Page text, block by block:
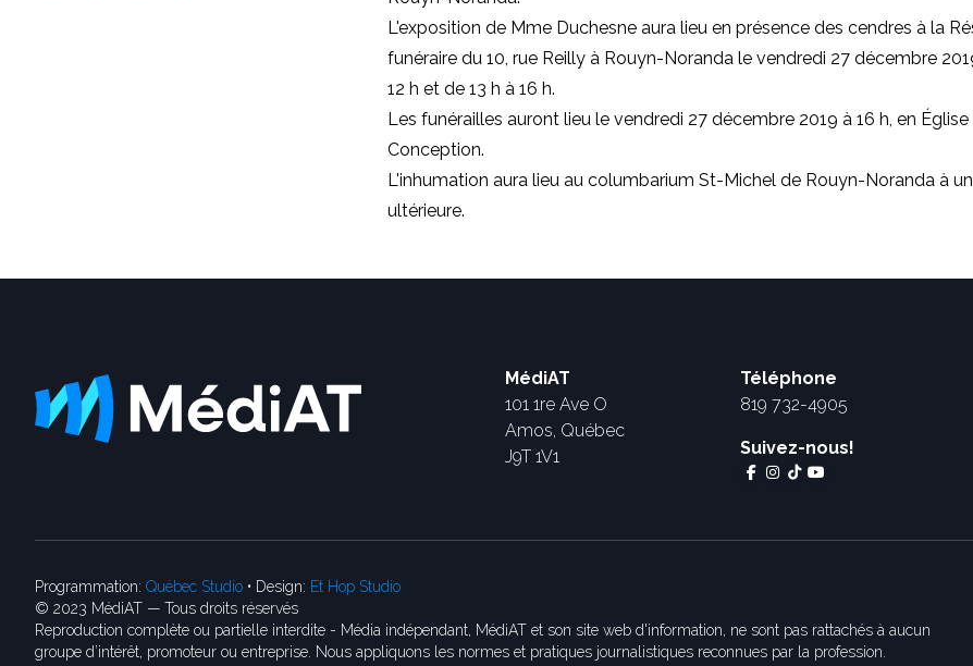
L'exposition de Mme Duchesne aura lieu en présence des cendres à la
funéraire du 10, rue Reilly à Rouyn-Noranda le vendredi 27 décembre
12 h et de 13 h à 16 h.
Les funérailles auront lieu le vendredi 27 décembre 2019 à 16 h, en
Conception.
L'inhumation aura lieu au columbarium St-Michel de Rouyn-Noranda à
ultérieure.
MédiAT
101 1re Ave O
Amos, Québec
J9T 1V1
Téléphone
819 732-4905
Suivez-nous!
Programmation: Québec Studio • Design: Et Hop Studio
© 2023 MédiAT — Tous droits réservés
Reproduction complète ou partielle interdite - Média indépendant, MédiAT et son site web d'information, ne sont pas rattachés à aucun
groupe d’intérêt, promoteur ou entreprise. Nous appliquons les normes et pratiques journalistiques reconnues par la profession.